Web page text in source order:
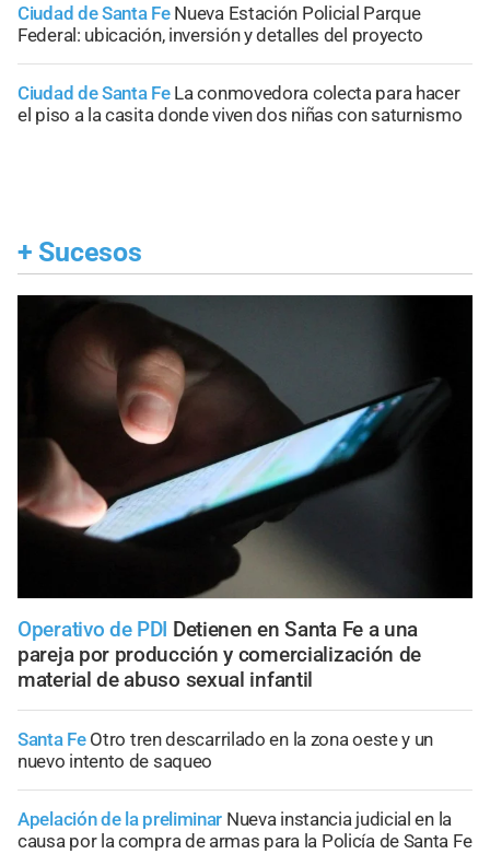
Ciudad de Santa Fe Nueva Estación Policial Parque
Federal: ubicación, inversión y detalles del proyecto
Ciudad de Santa Fe La conmovedora colecta para hacer
el piso a la casita donde viven dos niñas con saturnismo
+ Sucesos
Operativo de PDI Detienen en Santa Fe a una
pareja por producción y comercialización de
material de abuso sexual infantil
Santa Fe Otro tren descarrilado en la zona oeste y un
nuevo intento de saqueo
Apelación de la preliminar Nueva instancia judicial en la
causa por la compra de armas para la Policía de Santa Fe